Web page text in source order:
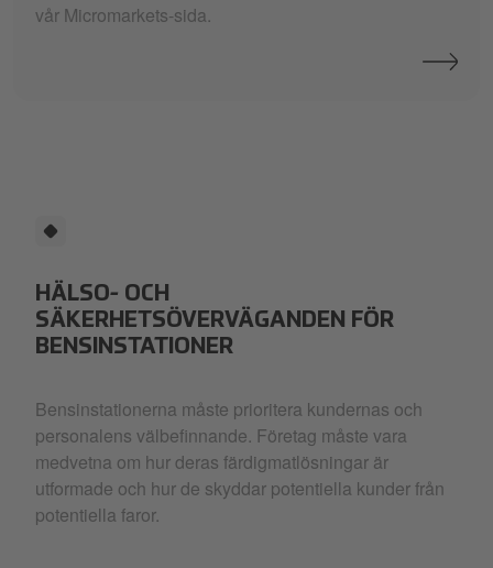
vår Micromarkets-sida.
HÄLSO- OCH
SÄKERHETSÖVERVÄGANDEN FÖR
BENSINSTATIONER
Bensinstationerna måste prioritera kundernas och
personalens välbefinnande. Företag måste vara
medvetna om hur deras färdigmatlösningar är
utformade och hur de skyddar potentiella kunder från
potentiella faror.